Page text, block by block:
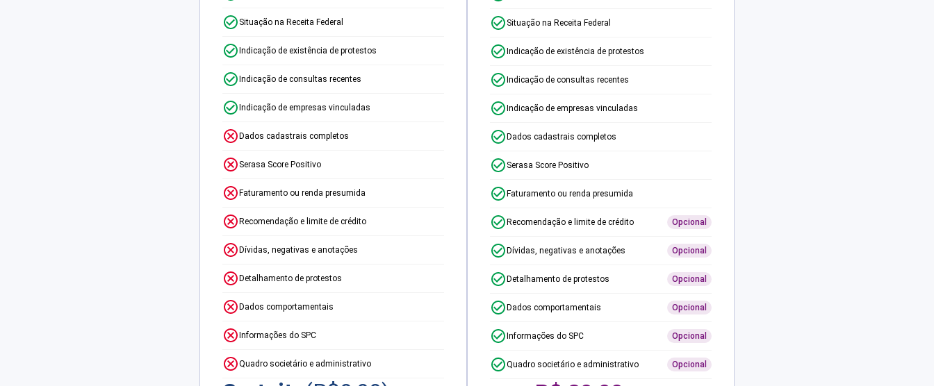
Situação na Receita Federal
Indicação de existência de protestos
Indicação de consultas recentes
Indicação de empresas vinculadas
Dados cadastrais completos
Serasa Score Positivo
Faturamento ou renda presumida
Recomendação e limite de crédito
Dívidas, negativas e anotações
Detalhamento de protestos
Dados comportamentais
Informações do SPC
Quadro societário e administrativo
Situação na Receita Federal
Indicação de existência de protestos
Indicação de consultas recentes
Indicação de empresas vinculadas
Dados cadastrais completos
Serasa Score Positivo
Faturamento ou renda presumida
Recomendação e limite de crédito Opcional
Dívidas, negativas e anotações Opcional
Detalhamento de protestos Opcional
Dados comportamentais Opcional
Informações do SPC Opcional
Quadro societário e administrativo Opcional